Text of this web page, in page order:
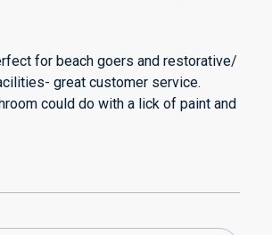
for beach goers and restorative/
great customer service.
could do with a lick of paint and